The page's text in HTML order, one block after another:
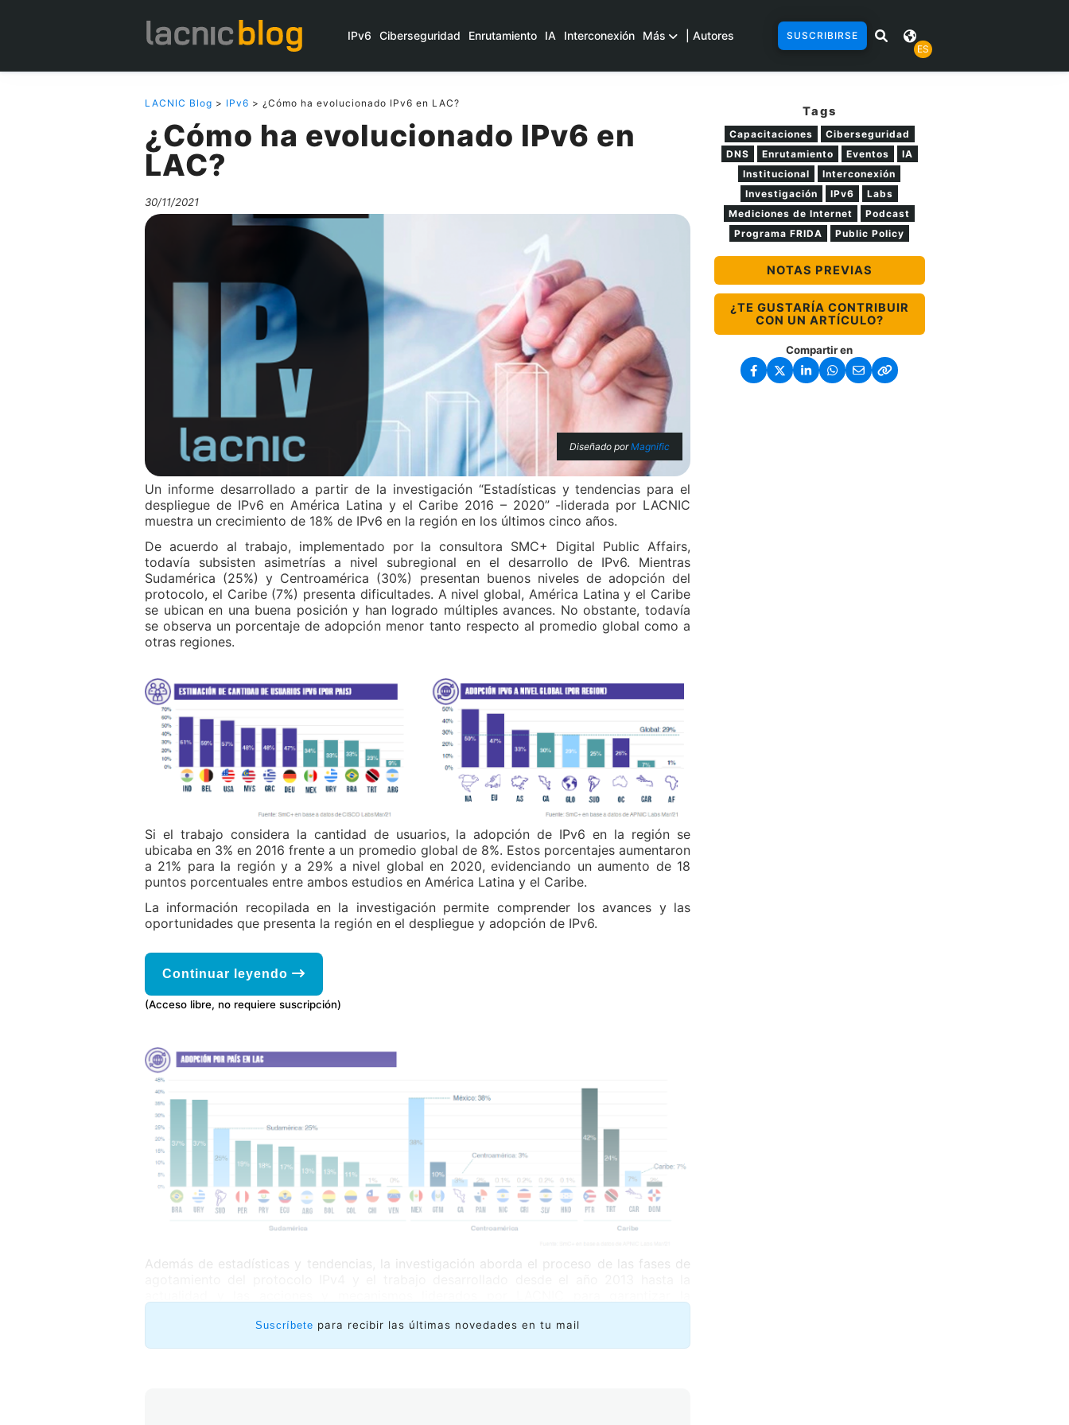
IPv6 Ciberseguridad Enrutamiento IA Interconexión Más | Autores
SUSCRIBIRSE
ES
LACNIC Blog > IPv6 > ¿Cómo ha evolucionado IPv6 en LAC?
¿Cómo ha evolucionado IPv6 en
LAC?
30/11/2021
Diseñado porMagnific
Un informe desarrollado a partir de la investigación “Estadísticas y tendencias para el
despliegue de IPv6 en América Latina y el Caribe 2016 – 2020” -liderada por LACNIC
muestra un crecimiento de 18% de IPv6 en la región en los últimos cinco años.
De acuerdo al trabajo, implementado por la consultora SMC+ Digital Public Affairs,
todavía subsisten asimetrías a nivel subregional en el desarrollo de IPv6. Mientras
Sudamérica (25%) y Centroamérica (30%) presentan buenos niveles de adopción del
protocolo, el Caribe (7%) presenta dificultades. A nivel global, América Latina y el Caribe
se ubican en una buena posición y han logrado múltiples avances. No obstante, todavía
se observa un porcentaje de adopción menor tanto respecto al promedio global como a
otras regiones.
Si el trabajo considera la cantidad de usuarios, la adopción de IPv6 en la región se
ubicaba en 3% en 2016 frente a un promedio global de 8%. Estos porcentajes aumentaron
a 21% para la región y a 29% a nivel global en 2020, evidenciando un aumento de 18
puntos porcentuales entre ambos estudios en América Latina y el Caribe.
La información recopilada en la investigación permite comprender los avances y las
oportunidades que presenta la región en el despliegue y adopción de IPv6.
Continuar leyendo
(Acceso libre, no requiere suscripción)
Además de estadísticas y tendencias, la investigación aborda el proceso de las fases de
También se tiene en cuenta la incidencia de los dispositivos, su capacidad para utilizar el
protocolo IPv6, sus características, la compatibilidad de los equipos con el protocolo, así
Suscríbete para recibir las últimas novedades en tu mail
Tags
Capacitaciones
Ciberseguridad
DNS
Enrutamiento Eventos
IA
Institucional
Interconexión
Investigación
IPv6
Labs
Mediciones de Internet
Podcast
Programa FRIDA
Public Policy
NOTAS PREVIAS
¿TE GUSTARÍA CONTRIBUIR
CON UN ARTÍCULO?
Compartir en